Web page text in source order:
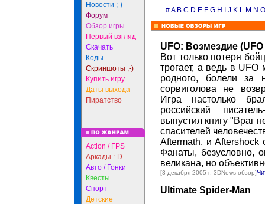
Новости ;-)
Форум
Обзор игры
Первый взгляд
Скачать
Коды
Скриншоты ;-)
Купить игру
Даты выхода
Пиратство
Action / FPS
Аркады :-D
Авто / Гонки
Квесты
Спорт
Детские
#A B C D E F G H J K L M N O
UFO: Возмездие
Вот только потеря
трогает, а ведь в
родного, болели за
сорвиголова не
Игра настолько
российский
выпустил книгу "Враг
спасителей
Aftermath, и Aftershock
Фанаты, безусловно,
великана, но
[3 декабря 2005 г. 3DNews обзор]
Ultimate Spider-Man